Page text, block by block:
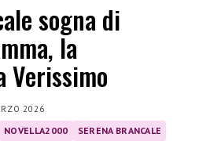
sogna di
la
Verissimo
2026
NOVELLA2000
SERENA BRANCALE